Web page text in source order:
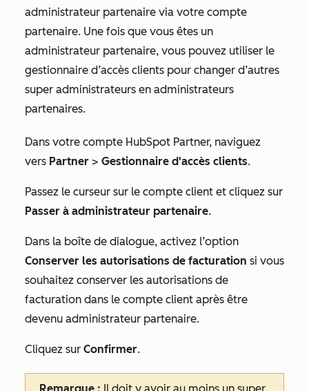
administrateur partenaire via votre compte
partenaire. Une fois que vous êtes un
administrateur partenaire, vous pouvez utiliser le
gestionnaire d’accès clients pour changer d’autres
super administrateurs en administrateurs
partenaires.
Dans votre compte HubSpot Partner, naviguez
vers Partner > Gestionnaire d'accès clients.
Passez le curseur sur le compte client et cliquez sur
Passer à administrateur partenaire.
Dans la boîte de dialogue, activez l’option
Conserver les autorisations de facturation si vous
souhaitez conserver les autorisations de
facturation dans le compte client après être
devenu administrateur partenaire.
Cliquez sur Confirmer.